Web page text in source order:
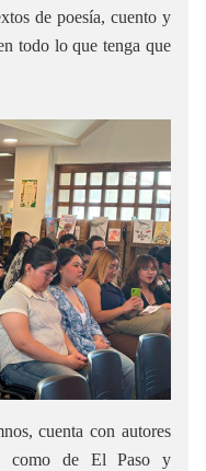
de poesía, cuento y
todo lo que tenga que
cuenta con autores
como de El Paso y